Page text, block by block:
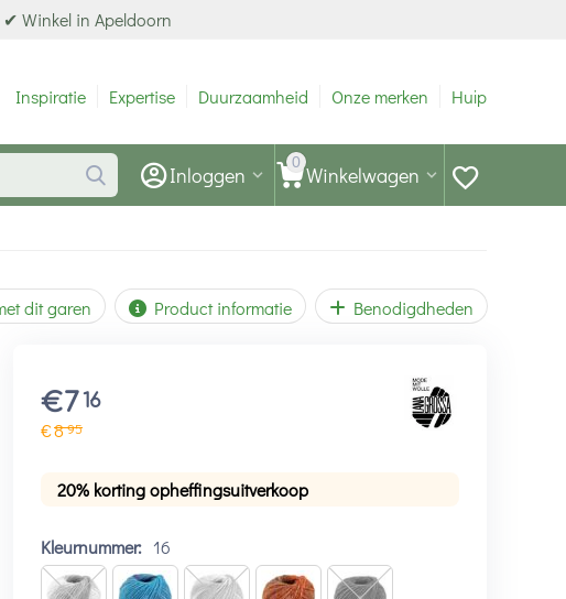
✔ Winkel in Apeldoorn
Inspiratie Expertise Duurzaamheid Onze merken Hulp
0 Winkelwagen
Inloggen
dit garen Product informatie Benodigdheden
€7 16
€895
20% korting opheffingsuitverkoop
Kleurnummer: 16